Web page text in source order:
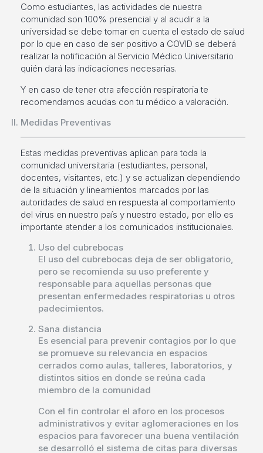
Como estudiantes, las actividades de nuestra
comunidad son 100% presencial y al acudir a la
universidad se debe tomar en cuenta el estado de salud
por lo que en caso de ser positivo a COVID se deberá
realizar la notificación al Servicio Médico Universitario
quién dará las indicaciones necesarias.
Y en caso de tener otra afección respiratoria te
recomendamos acudas con tu médico a valoración.
Medidas Preventivas
Estas medidas preventivas aplican para toda la
comunidad universitaria (estudiantes, personal,
docentes, visitantes, etc.) y se actualizan dependiendo
de la situación y lineamientos marcados por las
autoridades de salud en respuesta al comportamiento
del virus en nuestro país y nuestro estado, por ello es
importante atender a los comunicados institucionales.
Uso del cubrebocas
El uso del cubrebocas deja de ser obligatorio,
pero se recomienda su uso preferente y
responsable para aquellas personas que
presentan enfermedades respiratorias u otros
padecimientos.
Sana distancia
Es esencial para prevenir contagios por lo que
se promueve su relevancia en espacios
cerrados como aulas, talleres, laboratorios, y
distintos sitios en donde se reúna cada
miembro de la comunidad
Con el fin controlar el aforo en los procesos
administrativos y evitar aglomeraciones en los
espacios para favorecer una buena ventilación
se desarrolló el sistema de citas para diversas